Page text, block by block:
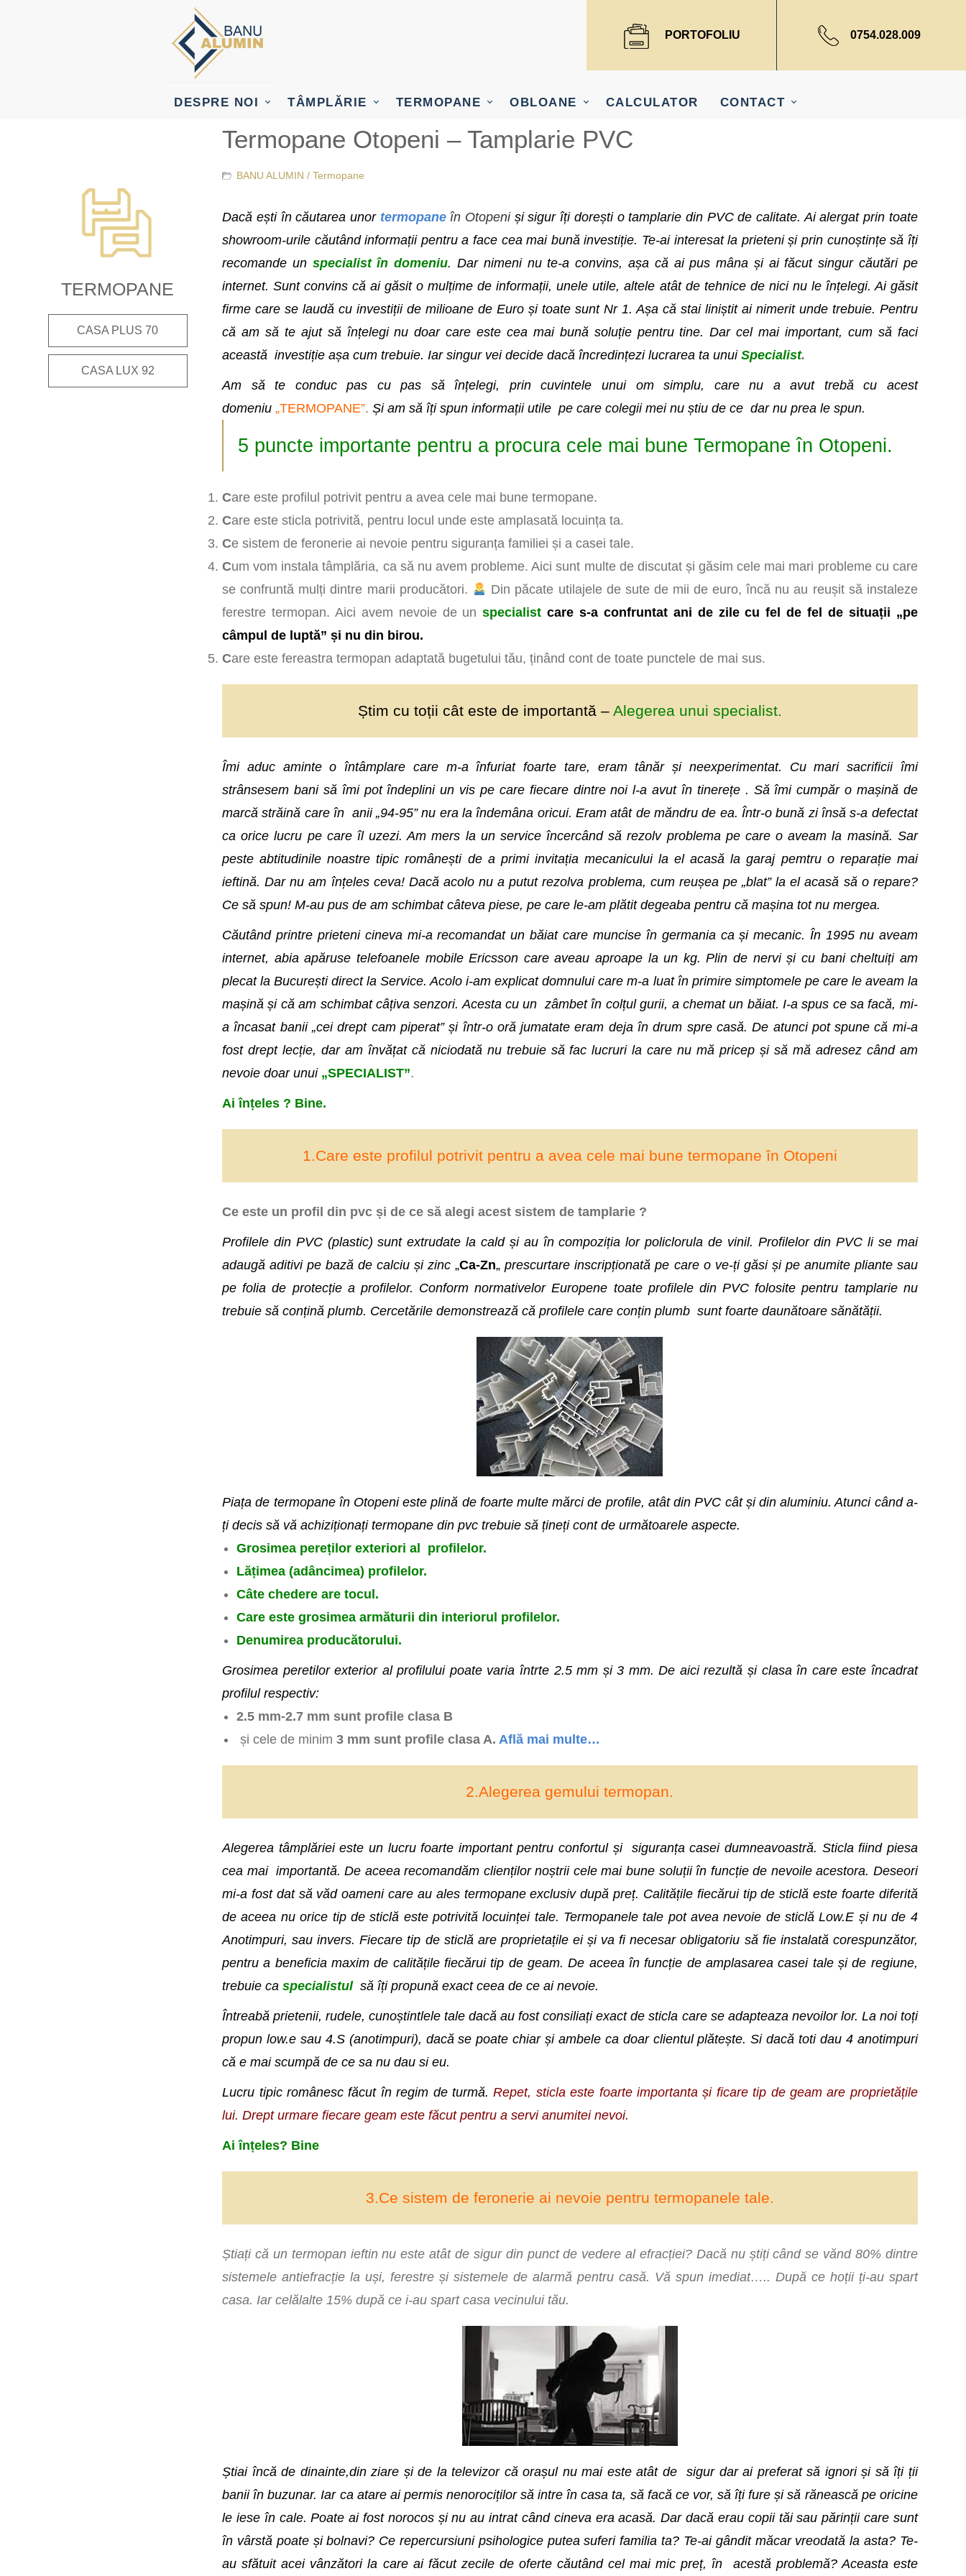
0754.028.009
PORTOFOLIU
DESPRE NOI TÂMPLĂRIE TERMOPANE OBLOANE CALCULATOR CONTACT
Termopane Otopeni – Tamplarie PVC
BANU ALUMIN /Termopane
Dacă ești în căutarea unortermopaneîn Otopeni și sigur îți dorești o tamplarie din PVC de calitate. Ai alergat prin toate
showroom-urile căutând informații pentru a face cea mai bună investiție. Te-ai interesat la prieteni și prin cunoștințe să îți
recomande un specialist în domeniu. Dar nimeni nu te-a convins, așa că ai pus mâna și ai făcut singur căutări pe
internet. Sunt convins că ai găsit o mulțime de informații, unele utile, altele atât de tehnice de nici nu le înțelegi. Ai găsit
firme care se laudă cu investiții de milioane de Euro și toate sunt Nr 1. Așa că stai liniștit ai nimerit unde trebuie. Pentru
că am să te ajut să înțelegi nu doar care este cea mai bună soluție pentru tine. Dar cel mai important, cum să faci
această investiție așa cum trebuie. Iar singur vei decide dacă încredințezi lucrarea ta unui Specialist.
Am să te conduc pas cu pas să înțelegi, prin cuvintele unui om simplu, care nu a avut trebă cu acest
domeniu „TERMOPANE”.Și am să îți spun informații utile pe care colegii mei nu știu de ce dar nu prea le spun.
5 puncte importante pentru a procura cele mai bune Termopane în Otopeni.
Care este profilul potrivit pentru a avea cele mai bune termopane.
Care este sticla potrivită, pentru locul unde este amplasată locuința ta.
Ce sistem de feronerie ai nevoie pentru siguranța familiei și a casei tale.
Cum vom instala tâmplăria, ca să nu avem probleme. Aici sunt multe de discutat și găsim cele mai mari probleme cu care
se confruntă mulți dintre marii producători.
Din păcate utilajele de sute de mii de euro, încă nu au reușit să instaleze
ferestre termopan. Aici avem nevoie de unspecialist care s-a confruntat ani de zile cu fel de fel de situații „pe
câmpul de luptă” și nu din birou.
Care este fereastra termopan adaptată bugetului tău, ținând cont de toate punctele de mai sus.
Știm cu toții cât este de importantă– Alegerea unui specialist.
Îmi aduc aminte o întâmplare care m-a înfuriat foarte tare, eram tânăr și neexperimentat. Cu mari sacrificii îmi
strânsesem bani să îmi pot îndeplini un vis pe care fiecare dintre noi l-a avut în tinerețe . Să îmi cumpăr o mașină de
marcă străină care în anii „94-95” nu era la îndemâna oricui. Eram atât de măndru de ea. Într-o bună zi însă s-a defectat
ca orice lucru pe care îl uzezi. Am mers la un service încercând să rezolv problema pe care o aveam la masină. Sar
peste abtitudinile noastre tipic românești de a primi invitația mecanicului la el acasă la garaj pemtru o reparație mai
ieftină. Dar nu am înțeles ceva! Dacă acolo nu a putut rezolva problema, cum reușea pe „blat” la el acasă să o repare?
Ce să spun! M-au pus de am schimbat câteva piese, pe care le-am plătit degeaba pentru că mașina tot nu mergea.
Căutând printre prieteni cineva mi-a recomandat un băiat care muncise în germania ca și mecanic. În 1995 nu aveam
internet, abia apăruse telefoanele mobile Ericsson care aveau aproape la un kg. Plin de nervi și cu bani cheltuiți am
plecat la București direct la Service. Acolo i-am explicat domnului care m-a luat în primire simptomele pe care le aveam la
mașină și că am schimbat câțiva senzori. Acesta cu un zâmbet în colțul gurii, a chemat un băiat. I-a spus ce sa facă, mi-
a încasat banii „cei drept cam piperat” și într-o oră jumatate eram deja în drum spre casă. De atunci pot spune că mi-a
fost drept lecție, dar am învățat că niciodată nu trebuie să fac lucruri la care nu mă pricep și să mă adresez când am
nevoie doar unui„SPECIALIST”.
Ai înțeles ? Bine.
1.Care este profilul potrivit pentru a avea cele mai bune termopane în Otopeni
Ce este un profil din pvc și de ce să alegi acest sistem de tamplarie ?
Profilele din PVC (plastic) sunt extrudate la cald și au în compoziția lor policlorula de vinil. Profilelor din PVC li se mai
adaugă aditivi pe bază de calciu și zinc„Ca-Zn„ prescurtare inscripționată pe care o ve-ți găsi și pe anumite pliante sau
pe folia de protecție a profilelor. Conform normativelor Europene toate profilele din PVC folosite pentru tamplarie nu
trebuie să conțină plumb. Cercetările demonstrează că profilele care conțin plumb sunt foarte daunătoare sănătății.
Piața de termopane în Otopeni este plină de foarte multe mărci de profile, atât din PVC cât și din aluminiu. Atunci când a-
ți decis să vă achiziționați termopane din pvc trebuie să țineți cont de următoarele aspecte.
Grosimea pereților exteriori al profilelor.
Lățimea (adâncimea) profilelor.
Câte chedere are tocul.
Care este grosimea armăturii din interiorul profilelor.
Denumirea producătorului.
Grosimea peretilor exterior al profilului poate varia întrte 2.5 mm și 3 mm. De aici rezultă și clasa în care este încadrat
profilul respectiv:
2.5 mm-2.7 mm sunt profile clasa B
și cele de minim3 mm sunt profile clasa A.Află mai multe…
2.Alegerea gemului termopan.
Alegerea tâmplăriei este un lucru foarte important pentru confortul și siguranța casei dumneavoastră. Sticla fiind piesa
cea mai importantă. De aceea recomandăm clienților noștrii cele mai bune soluții în funcție de nevoile acestora. Deseori
mi-a fost dat să văd oameni care au ales termopane exclusiv după preț. Calitățile fiecărui tip de sticlă este foarte diferită
de aceea nu orice tip de sticlă este potrivită locuinței tale. Termopanele tale pot avea nevoie de sticlă Low.E și nu de 4
Anotimpuri, sau invers. Fiecare tip de sticlă are proprietațile ei și va fi necesar obligatoriu să fie instalată corespunzător,
pentru a beneficia maxim de calitățile fiecărui tip de geam. De aceea în funcție de amplasarea casei tale și de regiune,
trebuie caspecialistulsă îți propună exact ceea de ce ai nevoie.
Întreabă prietenii, rudele, cunoștintlele tale dacă au fost consiliați exact de sticla care se adapteaza nevoilor lor. La noi toți
propun low.e sau 4.S (anotimpuri), dacă se poate chiar și ambele ca doar clientul plătește. Si dacă toti dau 4 anotimpuri
că e mai scumpă de ce sa nu dau si eu.
Lucru tipic românesc făcut în regim de turmă.Repet, sticla este foarte importanta și ficare tip de geam are proprietățile
lui. Drept urmare fiecare geam este făcut pentru a servi anumitei nevoi.
Ai înțeles? Bine
3.Ce sistem de feronerie ai nevoie pentru termopanele tale.
Știați că un termopan ieftin nu este atât de sigur din punct de vedere al efracției? Dacă nu știți când se vănd 80% dintre
sistemele antiefracție la uși, ferestre și sistemele de alarmă pentru casă. Vă spun imediat….. După ce hoții ți-au spart
casa. Iar celălalte 15% după ce i-au spart casa vecinului tău.
Știai încă de dinainte,din ziare și de la televizor că orașul nu mai este atât de sigur dar ai preferat să ignori și să îți ții
banii în buzunar. Iar ca atare ai permis nenorociților să intre în casa ta, să facă ce vor, să îți fure și să rănească pe oricine
le iese în cale. Poate ai fost norocos și nu au intrat când cineva era acasă. Dar dacă erau copii tăi sau părinții care sunt
în vârstă poate și bolnavi? Ce repercursiuni psihologice putea suferi familia ta? Te-ai gândit măcar vreodată la asta? Te-
au sfătuit acei vânzători la care ai făcut zecile de oferte căutând cel mai mic preț, în acestă problemă? Aceasta este
TERMOPANE
CASA PLUS 70
CASA LUX 92